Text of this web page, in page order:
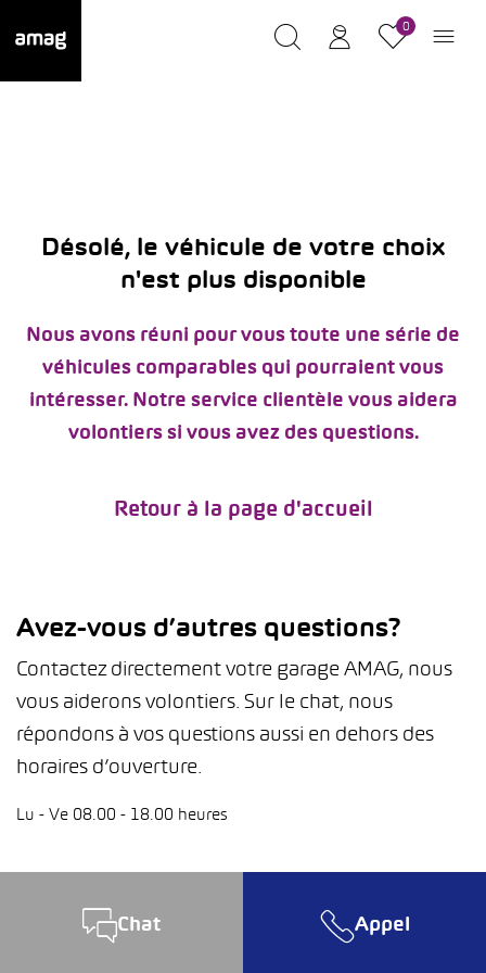
0
Désolé, le véhicule de votre choix
n'est plus disponible
Nous avons réuni pour vous toute une série de
véhicules comparables qui pourraient vous
intéresser. Notre service clientèle vous aidera
volontiers si vous avez des questions.
Retour à la page d'accueil
Avez-vous d’autres questions?
Contactez directement votre garage AMAG, nous
vous aiderons volontiers. Sur le chat, nous
répondons à vos questions aussi en dehors des
horaires d’ouverture.
Lu - Ve 08.00 - 18.00 heures
Chat Appel